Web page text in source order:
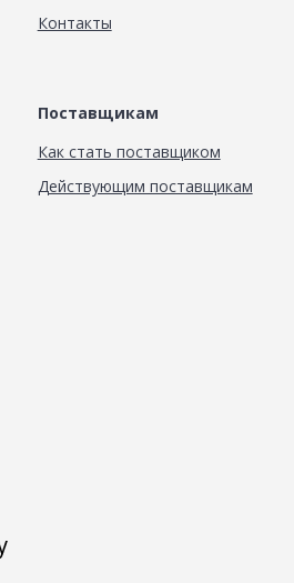
Контакты
Поставщикам
Как стать поставщиком
Действующим поставщикам